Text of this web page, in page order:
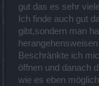
gut das es sehr
Ich finde auch gut
gibt,sondern man
Beschränkte ich
öffnen und danach
wie es eben